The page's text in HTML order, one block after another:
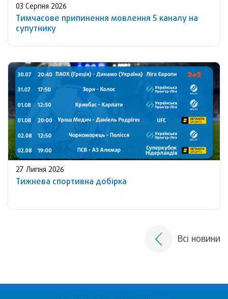
03 Серпня 2026
Тимчасове припинення мовлення 5 каналу на
супутнику
27 Липня 2026
Тижнева спортивна добірка
Всі новини